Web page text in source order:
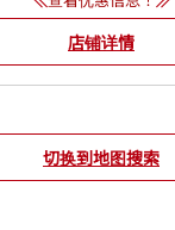
店铺详情
切换到地图搜索